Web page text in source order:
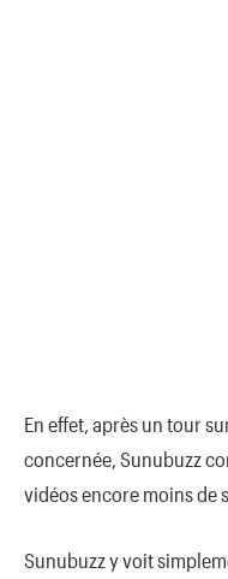
En effet, après un tour
concernée, Sunubuzz
vidéos encore moins de
Sunubuzz y voit